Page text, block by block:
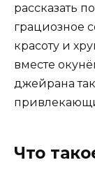
рассказать
грациозное
красоту и
вместе
джейрана
Что